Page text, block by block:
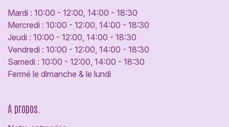
Mardi : 10:00 - 12:00, 14:00 - 18:30
Mercredi : 10:00 - 12:00, 14:00 - 18:30
Jeudi : 10:00 - 12:00, 14:00 - 18:30
Vendredi : 10:00 - 12:00, 14:00 - 18:30
Samedi : 10:00 - 12:00, 14:00 - 18:30
Fermé le dimanche & le lundi
A propos.